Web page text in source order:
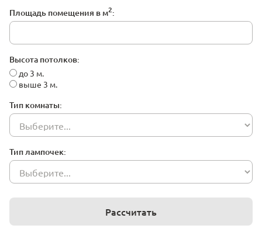
Площадь помещения в м2:
Высота потолков:
до 3 м.
выше 3 м.
Тип комнаты:
Тип лампочек:
Рассчитать